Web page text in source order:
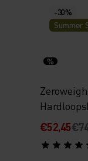
-30%
Summer
%
€52,45